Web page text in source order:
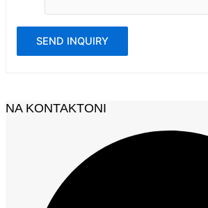
NA KONTAKTONI